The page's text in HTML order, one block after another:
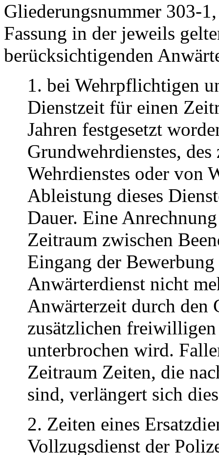
Gliederungsnummer 303-
Fassung in der jeweils
berücksichtigenden
1. bei Wehrpflichtigen
Dienstzeit für einen
Jahren festgesetzt
Grundwehrdienstes,
Wehrdienstes oder von
Ableistung dieses
Dauer. Eine
Zeitraum zwischen
Eingang der
Anwärterdienst nicht
Anwärterzeit durch den
zusätzlichen
unterbrochen wird.
Zeitraum Zeiten, die
sind, verlängert sich
2. Zeiten eines
Vollzugsdienst der